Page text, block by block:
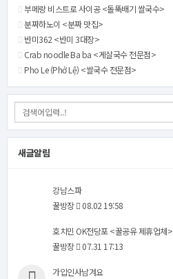
부메랑 비스트로 사이공 <돌뚝배기 쌀국수>
분짜하노이 <분짜 맛집>
반미362 <반미 3대장>
Crab noodle Ba ba <게살국수 전문점>
Pho Le (Phở Lệ) <쌀국수 전문점>
새글알림
강남스파
꿀방장
08.02 19:58
호치민 OK전당포 <꿀공유 제휴업체>
꿀방장
07.31 17:13
가입인사남겨요